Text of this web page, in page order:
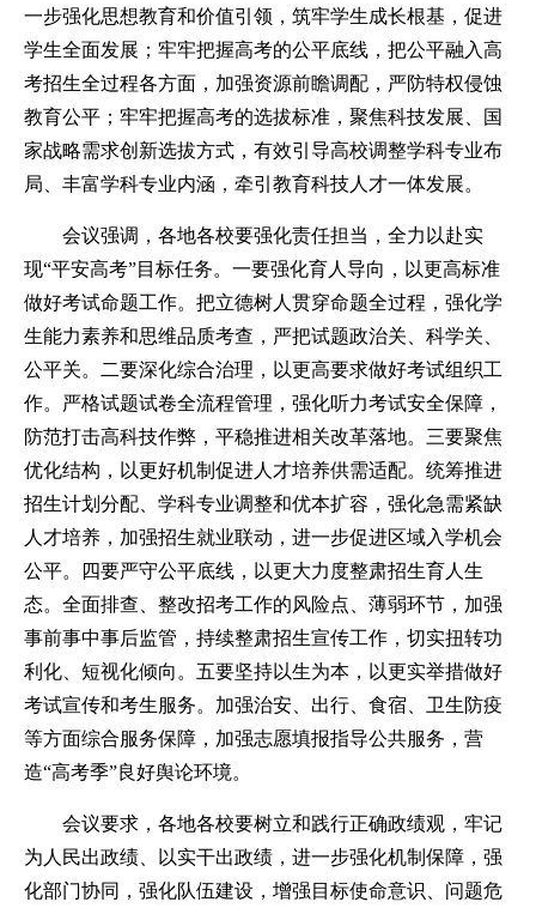
一步强化思想教育和价值引领，筑牢学生成长根基，促进
学生全面发展；牢牢把握高考的公平底线，把公平融入高
考招生全过程各方面，加强资源前瞻调配，严防特权侵蚀
教育公平；牢牢把握高考的选拔标准，聚焦科技发展、国
家战略需求创新选拔方式，有效引导高校调整学科专业布
局、丰富学科专业内涵，牵引教育科技人才一体发展。
会议强调，各地各校要强化责任担当，全力以赴实
现“平安高考”目标任务。一要强化育人导向，以更高标准
做好考试命题工作。把立德树人贯穿命题全过程，强化学
生能力素养和思维品质考查，严把试题政治关、科学关、
公平关。二要深化综合治理，以更高要求做好考试组织工
作。严格试题试卷全流程管理，强化听力考试安全保障，
防范打击高科技作弊，平稳推进相关改革落地。三要聚焦
优化结构，以更好机制促进人才培养供需适配。统筹推进
招生计划分配、学科专业调整和优本扩容，强化急需紧缺
人才培养，加强招生就业联动，进一步促进区域入学机会
公平。四要严守公平底线，以更大力度整肃招生育人生
态。全面排查、整改招考工作的风险点、薄弱环节，加强
事前事中事后监管，持续整肃招生宣传工作，切实扭转功
利化、短视化倾向。五要坚持以生为本，以更实举措做好
考试宣传和考生服务。加强治安、出行、食宿、卫生防疫
等方面综合服务保障，加强志愿填报指导公共服务，营
造“高考季”良好舆论环境。
会议要求，各地各校要树立和践行正确政绩观，牢记
为人民出政绩、以实干出政绩，进一步强化机制保障，强
化部门协同，强化队伍建设，增强目标使命意识、问题危